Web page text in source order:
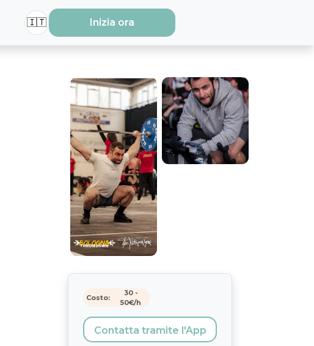
🇮🇹 Inizia ora
Costo:
30-
50€/h
Contatta tramite l'App